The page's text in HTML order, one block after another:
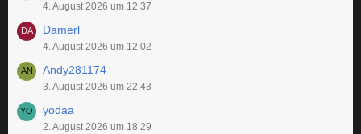
4. August 2026 um 12:37
Damerl
4. August 2026 um 12:02
Andy281174
3. August 2026 um 22:43
yodaa
2. August 2026 um 18:29